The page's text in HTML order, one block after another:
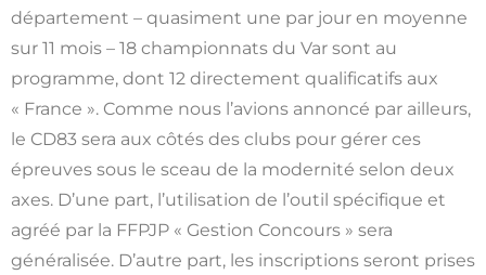
département – quasiment une par jour en moyenne
sur 11 mois – 18 championnats du Var sont au
programme, dont 12 directement qualificatifs aux
« France ». Comme nous l’avions annoncé par ailleurs,
le CD83 sera aux côtés des clubs pour gérer ces
épreuves sous le sceau de la modernité selon deux
axes. D’une part, l’utilisation de l’outil spécifique et
agréé par la FFPJP « Gestion Concours » sera
généralisée. D’autre part, les inscriptions seront prises